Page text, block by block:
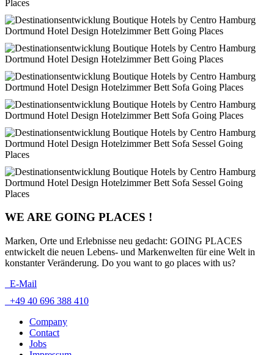
WE ARE GOING PLACES !
Marken, Orte und Erlebnisse neu gedacht: GOING PLACES
entwickelt die neuen Lebens- und Markenwelten für eine Welt in
konstanter Veränderung. Do you want to go places with us?
E-Mail
+49 40 696 388 410
Company
Contact
Jobs